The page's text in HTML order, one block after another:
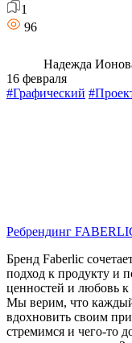
1
96
Надежда
16 февраля
#Графический
Ребрендинг
Бренд Faberlic
подход к продукту и
ценностей и любовь
Мы верим, что
вдохновить своим
стремимся и чего-то